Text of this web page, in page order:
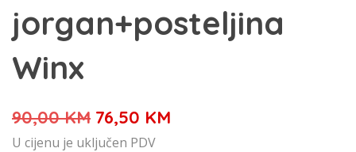
jorgan+posteljina
Winx
90,00KM Izvorna
cijena
76,50 KM
U cijenu je uključen PDV